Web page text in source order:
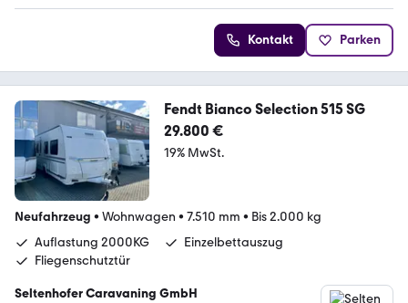
Kontakt Parken
Fendt Bianco Selection 515 SG
29.800 €
19% MwSt.
Neufahrzeug • Wohnwagen • 7.510 mm • Bis 2.000 kg
Auflastung 2000KG
Einzelbettauszug
Fliegenschutztür
Seltenhofer Caravaning GmbH